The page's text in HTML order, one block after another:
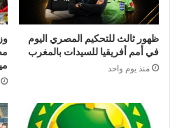
ظهور ثالث للتحكيم المصري اليوم
في أمم أفريقيا للسيدات بالمغرب
منذ يوم واحد